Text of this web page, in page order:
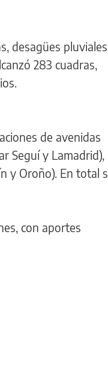
desagües
283 cuadras,
de avenidas
Seguí y Lamadrid),
y Oroño). En total
con aportes